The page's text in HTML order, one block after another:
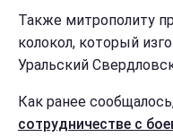
Также митрополиту
колокол, который
Уральский
Как ранее
сотрудничестве с